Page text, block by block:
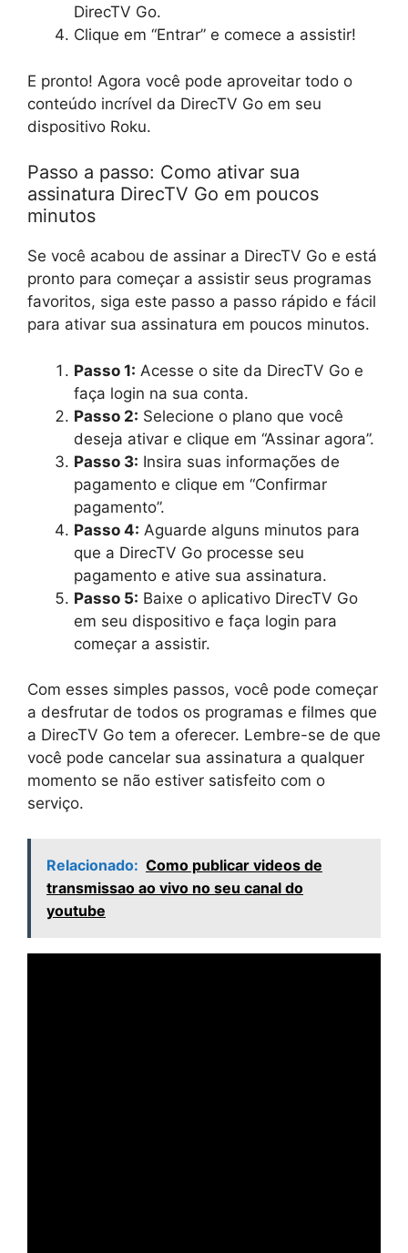
DirecTV Go.
Clique em “Entrar” e comece a assistir!
E pronto! Agora você pode aproveitar todo o
conteúdo incrível da DirecTV Go em seu
dispositivo Roku.
Passo a passo: Como ativar sua
assinatura DirecTV Go em poucos
minutos
Se você acabou de assinar a DirecTV Go e está
pronto para começar a assistir seus programas
favoritos, siga este passo a passo rápido e fácil
para ativar sua assinatura em poucos minutos.
Passo 1: Acesse o site da DirecTV Go e
faça login na sua conta.
Passo 2: Selecione o plano que você
deseja ativar e clique em “Assinar agora”.
Passo 3: Insira suas informações de
pagamento e clique em “Confirmar
pagamento”.
Passo 4: Aguarde alguns minutos para
que a DirecTV Go processe seu
pagamento e ative sua assinatura.
Passo 5: Baixe o aplicativo DirecTV Go
em seu dispositivo e faça login para
começar a assistir.
Com esses simples passos, você pode começar
a desfrutar de todos os programas e filmes que
a DirecTV Go tem a oferecer. Lembre-se de que
você pode cancelar sua assinatura a qualquer
momento se não estiver satisfeito com o
serviço.
Relacionado: Como publicar videos de
transmissao ao vivo no seu canal do
youtube